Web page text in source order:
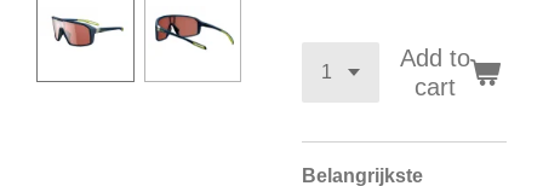
Add to
cart
Belangrijkste